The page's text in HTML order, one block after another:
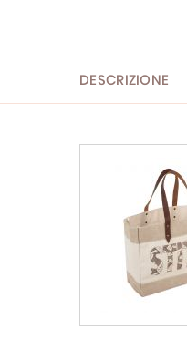
immagini
DESCRIZIONE